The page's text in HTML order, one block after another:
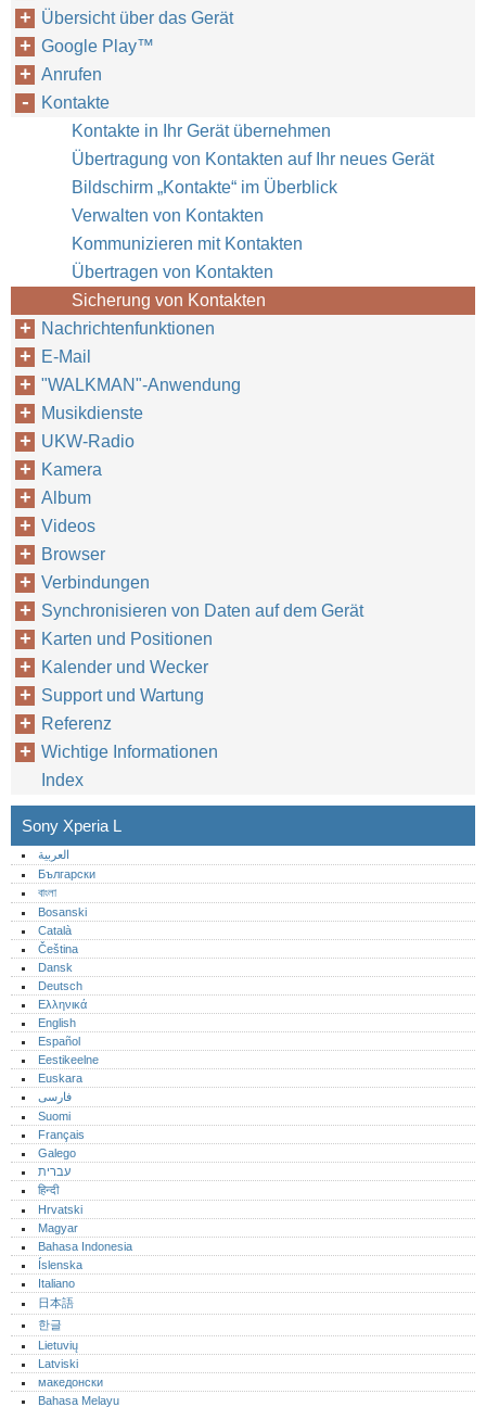
Übersicht über das Gerät
Google Play™‎
Anrufen
Kontakte
Kontakte in Ihr Gerät übernehmen
Übertragung von Kontakten auf Ihr neues Gerät
Bildschirm „Kontakte“ im Überblick
Verwalten von Kontakten
Kommunizieren mit Kontakten
Übertragen von Kontakten
Sicherung von Kontakten
Nachrichtenfunktionen
E-Mail
"WALKMAN"-Anwendung
Musikdienste
UKW-Radio
Kamera
Album
Videos
Browser
Verbindungen
Synchronisieren von Daten auf dem Gerät
Karten und Positionen
Kalender und Wecker
Support und Wartung
Referenz
Wichtige Informationen
Index
Sony Xperia L
العربية
Български
বাংলা
Bosanski
Català
Čeština
Dansk
Deutsch
Ελληνικά
English
Español
Eestikeelne
Euskara
فارسی
Suomi
Français
Galego
עברית
हिन्दी
Hrvatski
Magyar
Bahasa Indonesia
Íslenska
Italiano
日本語
한글
Lietuvių
Latviski
македонски
Bahasa Melayu